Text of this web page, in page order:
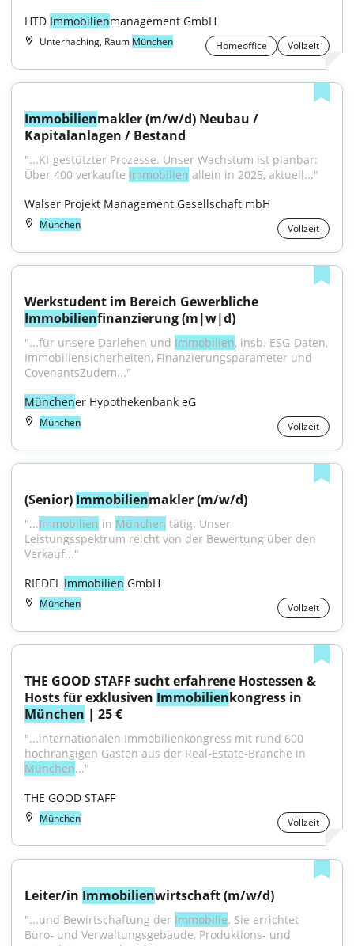
HTD Immobilienmanagement GmbH
Unterhaching, Raum München Homeoffice Vollzeit
Immobilienmakler (m/w/d) Neubau /
Kapitalanlagen / Bestand
"...KI-gestützter Prozesse. Unser Wachstum ist planbar:
Über 400 verkaufte Immobilien allein in 2025, aktuell..."
Walser Projekt Management Gesellschaft mbH
München Vollzeit
Immobilienfinanzierung (m|w|d)
"...für unsere Darlehen und Immobilien, insb. ESG-Daten,
Immobiliensicherheiten, Finanzierungsparameter und
CovenantsZudem..."
Münchener Hypothekenbank eG
München Vollzeit
(Senior) Immobilienmakler (m/w/d)
"...Immobilien in München tätig. Unser
Leistungsspektrum reicht von der Bewertung über den
Verkauf..."
RIEDEL Immobilien GmbH
München Vollzeit
THE GOOD STAFF sucht erfahrene Hostessen &
Hosts für exklusiven Immobilien
München | 25 €
"...internationalen Immobilienkongress mit rund 600
München..."
THE GOOD STAFF
München Vollzeit
Leiter/in Immobilienwirtschaft (m/w/d)
"...und Bewirtschaftung der Immobilie. Sie errichtet
Büro- und Verwaltungsgebäude, Produktions- und